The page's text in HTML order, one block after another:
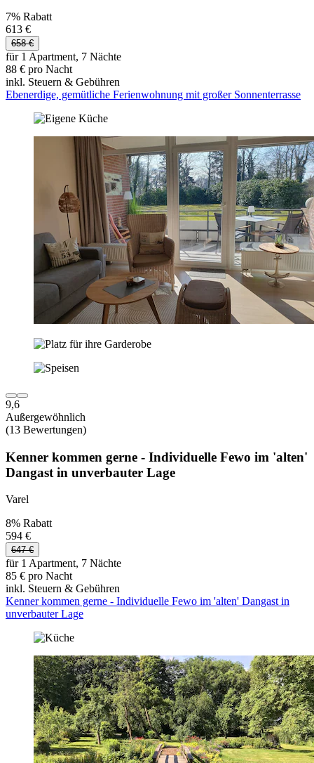
7% Rabatt
613 €
658 €
für 1 Apartment, 7 Nächte
88 € pro Nacht
inkl. Steuern & Gebühren
Ebenerdige, gemütliche Ferienwohnung mit großer Sonnenterrasse
9,6
Außergewöhnlich
(13 Bewertungen)
Kenner kommen gerne - Individuelle Fewo im 'alten'
Dangast in unverbauter Lage
Varel
8% Rabatt
594 €
647 €
für 1 Apartment, 7 Nächte
85 € pro Nacht
inkl. Steuern & Gebühren
Kenner kommen gerne - Individuelle Fewo im 'alten' Dangast in
unverbauter Lage